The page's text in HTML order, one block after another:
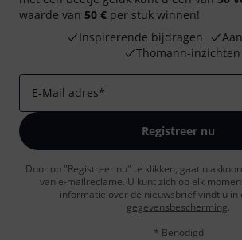
waarde van 50 € per stuk winnen!
Inspirerende bijdragen
Thomann-inzichten
E-Mail adres*
Registreer nu
Door op "Registreer nu" te klikken, gaat u
van e-mailreclame. U kunt zich op elk
informatie over de nieuwsbrief vindt u in
gegevensbescherming.
* Benodigd